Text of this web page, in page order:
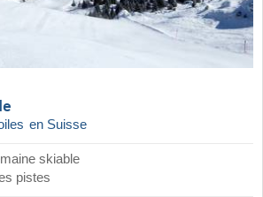
en Suisse
skiable
pistes